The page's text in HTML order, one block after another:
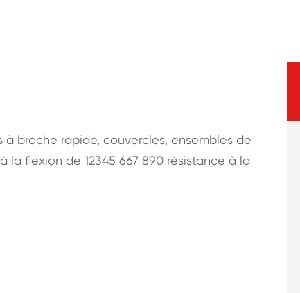
broche rapide, couvercles, ensembles de
la flexion de 12345 667 890 résistance à la